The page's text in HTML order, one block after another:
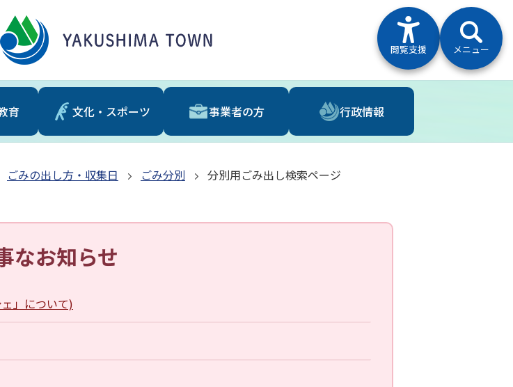
育 文化・スポーツ 事業者の⽅ ⾏政情報
閲覧支援 メニュー
ごみの出し方・収集日 ごみ分別 分別用ごみ出し検索ページ
なお知らせ
」について)